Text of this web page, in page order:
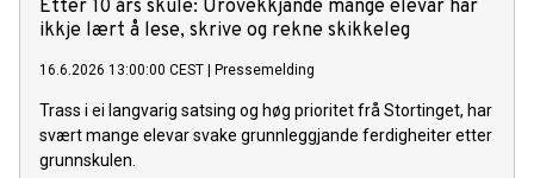
Etter 10 års skule: Urovekkjande mange elevar har
ikkje lært å lese, skrive og rekne skikkeleg
16.6.2026 13:00:00 CEST Pressemelding
Trass i ei langvarig satsing og høg prioritet frå Stortinget, har
svært mange elevar svake grunnleggjande ferdigheiter etter
grunnskulen.